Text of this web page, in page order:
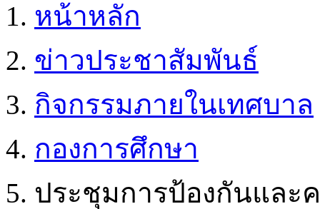
หน้าหลัก
ข่าวประชาสัมพันธ์
กิจกรรมภายในเทศบาล
กองการศึกษา
ประชุมการป้องกันและ